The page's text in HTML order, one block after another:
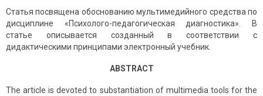
Статья посвящена обоснованию мультимедийного средства по
дисциплине «Психолого-педагогическая диагностика». В
статье описывается созданный в соответствии с
дидактическими принципами электронный учебник.
ABSTRACT
The article is devoted to substantiation of multimedia tools for the